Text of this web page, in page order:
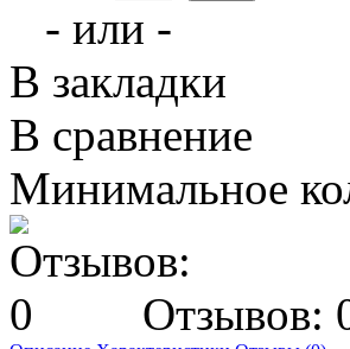
- или -
В закладки
В сравнение
Минимальное
Отзывов: